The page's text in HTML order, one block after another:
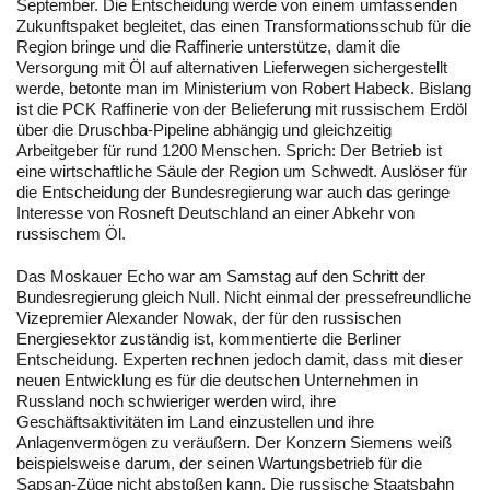
September. Die Entscheidung werde von einem umfassenden
Zukunftspaket begleitet, das einen Transformationsschub für die
Region bringe und die Raffinerie unterstütze, damit die
Versorgung mit Öl auf alternativen Lieferwegen sichergestellt
werde, betonte man im Ministerium von Robert Habeck. Bislang
ist die PCK Raffinerie von der Belieferung mit russischem Erdöl
über die Druschba-Pipeline abhängig und gleichzeitig
Arbeitgeber für rund 1200 Menschen. Sprich: Der Betrieb ist
eine wirtschaftliche Säule der Region um Schwedt. Auslöser für
die Entscheidung der Bundesregierung war auch das geringe
Interesse von Rosneft Deutschland an einer Abkehr von
russischem Öl.
Das Moskauer Echo war am Samstag auf den Schritt der
Bundesregierung gleich Null. Nicht einmal der pressefreundliche
Vizepremier Alexander Nowak, der für den russischen
Energiesektor zuständig ist, kommentierte die Berliner
Entscheidung. Experten rechnen jedoch damit, dass mit dieser
neuen Entwicklung es für die deutschen Unternehmen in
Russland noch schwieriger werden wird, ihre
Geschäftsaktivitäten im Land einzustellen und ihre
Anlagenvermögen zu veräußern. Der Konzern Siemens weiß
beispielsweise darum, der seinen Wartungsbetrieb für die
Sapsan-Züge nicht abstoßen kann. Die russische Staatsbahn